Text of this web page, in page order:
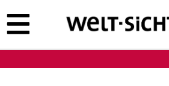
zum
Inhalt